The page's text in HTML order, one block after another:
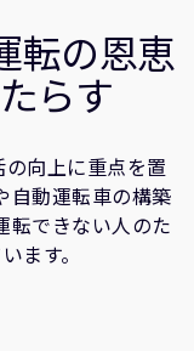
転の恩恵
らす
向上に重点を置
自動運転車の構築
転できない人のた
ます。